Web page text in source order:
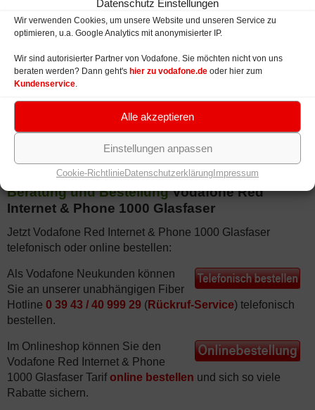
Datenschutz Einstellungen
Wir verwenden Cookies, um unsere Website und unseren Service zu
optimieren, u.a. Google Analytics mit anonymisierter IP.
Wir sind autorisierter Partner von Vodafone. Sie möchten nicht von uns
beraten werden? Dann geht's hier zu vodafone.de oder hier zum
Kundenservice.
Alle akzeptieren
Einstellungen anpassen
Cookie-RichtlinieDatenschutzerklärung Impressum
Monate.
Bereitstellungsentgelt:einmalig 49,99 € für Vodafone
Red Internet & Phone 1000 Glasfaser.
Grundgebühr (Preis):der Tarif Vodafone Red Internet &
Neukunden zahlen in den ersten 12 Monaten jeweils nur
Beratung und BestellungVodafone Red
Internet & Phone 1000 Glasfaser
Jetzt Vodafone Red Internet & Phone 1000 Glasfaser
telefonisch oder online bestellen:
Als Vodafone Neukunden können
Sie an unserer unabhängigen Fiber
Hotline 0 39 43 / 40 999 29 (Rückruf-Service) telefonisch
bestellen.
Im Onlineshop können Sie den
Vodafone Red Internet & Phone
1000 Glasfaser Tarifonline bestellen und sich so viele
Rabatte sichern.